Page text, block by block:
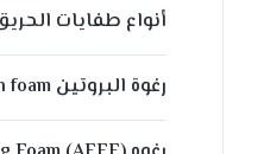
أنواع طفايات
رغوة البروتين Protein foam